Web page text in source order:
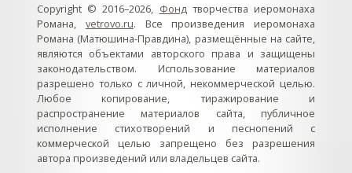
Copyright © 2016–2026, Фондтворчества иеромонаха
Романа, vetrovo.ru. Все произведения иеромонаха
Романа (Матюшина-Правдина), размещённые на сайте,
являются объектами авторского права и защищены
законодательством. Использование материалов
разрешено только с личной, некоммерческой целью.
Любое копирование, тиражирование и
распространение материалов сайта, публичное
исполнение стихотворений и песнопений с
коммерческой целью запрещено без разрешения
автора произведений или владельцев сайта.